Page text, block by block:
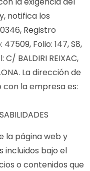
notifica los
Registro
Folio: 147, S8,
BALDIRI REIXAC,
La dirección de
la empresa es:
la página web y
incluidos bajo el
o contenidos que